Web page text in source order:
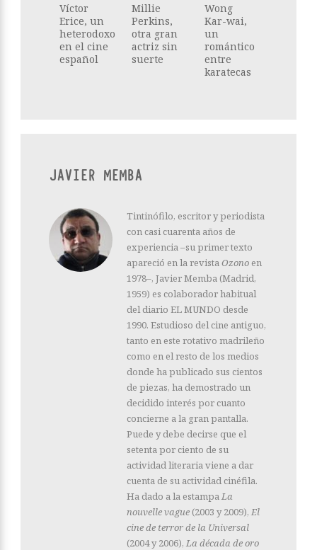
Víctor
Erice, un
heterodoxo
en el cine
español
Millie
Perkins,
otra gran
actriz sin
suerte
Wong
Kar-wai,
un
romántico
entre
karatecas
JAVIER MEMBA
Tintinófilo, escritor y periodista
con casi cuarenta años de
experiencia –su primer texto
apareció en la revistaOzono en
1978–, Javier Memba (Madrid,
1959) es colaborador habitual
del diario EL MUNDO desde
1990. Estudioso del cine antiguo,
tanto en este rotativo madrileño
como en el resto de los medios
donde ha publicado sus cientos
de piezas, ha demostrado un
decidido interés por cuanto
concierne a la gran pantalla.
Puede y debe decirse que el
setenta por ciento de su
actividad literaria viene a dar
cuenta de su actividad cinéfila.
Ha dado a la estampaLa
nouvelle vague (2003 y 2009), El
cine de terror de la Universal
(2004 y 2006), La década de oro